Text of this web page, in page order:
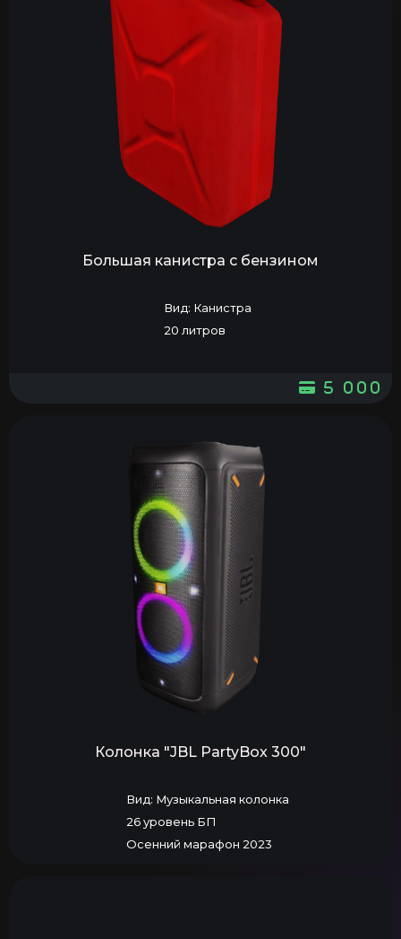
Большая канистра с бензином
Вид: Канистра
20 литров
5 000
Колонка "JBL PartyBox 300"
Вид: Музыкальная колонка
26 уровень БП
Осенний марафон 2023